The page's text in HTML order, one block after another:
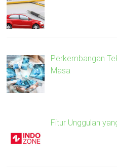
Perkembangan
Masa
Fitur Unggulan